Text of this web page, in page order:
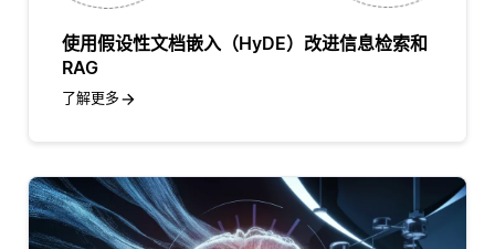
使用假设性文档嵌入（HyDE）改进信息检索和
RAG
了解更多